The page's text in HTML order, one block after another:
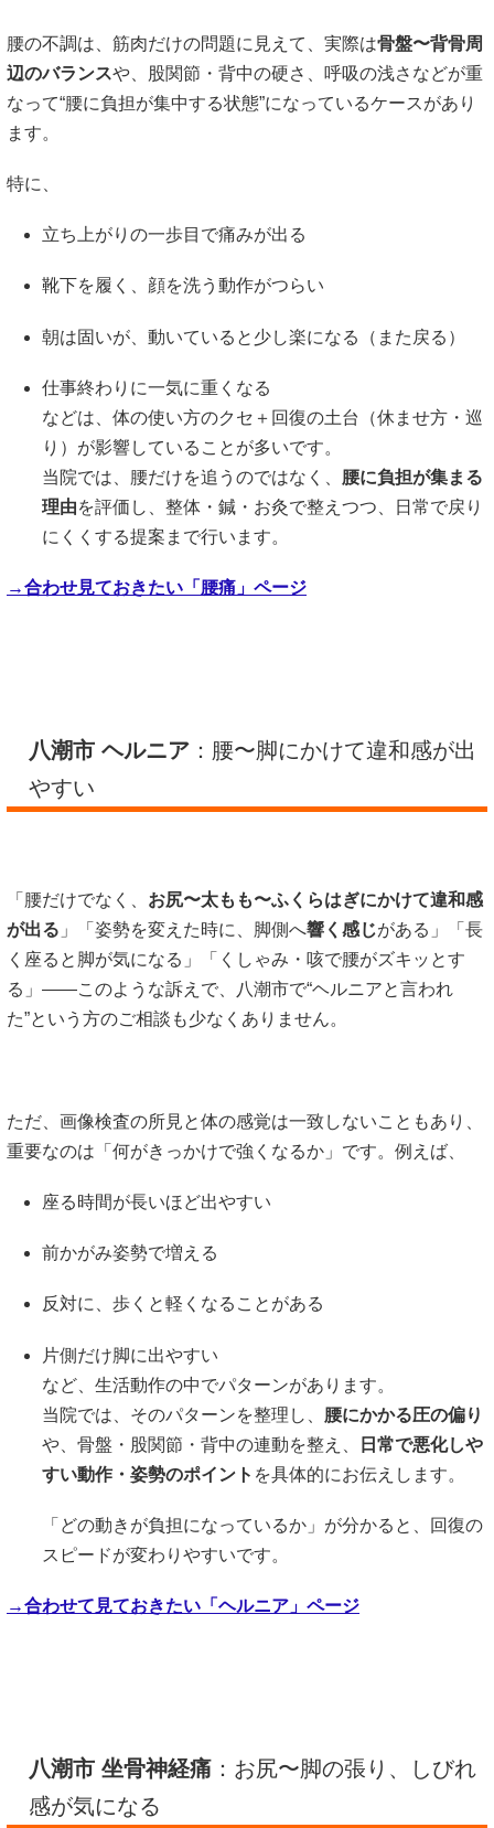
腰の不調は、筋肉だけの問題に見えて、実際は骨盤〜背骨周
辺のバランスや、股関節・背中の硬さ、呼吸の浅さなどが重
なって“腰に負担が集中する状態”になっているケースがあり
ます。
特に、
立ち上がりの一歩目で痛みが出る
靴下を履く、顔を洗う動作がつらい
朝は固いが、動いていると少し楽になる（また戻る）
仕事終わりに一気に重くなる
などは、体の使い方のクセ＋回復の土台（休ませ方・巡
り）が影響していることが多いです。
当院では、腰だけを追うのではなく、 腰に負担が集まる
理由を評価し、整体・鍼・お灸で整えつつ、日常で戻り
にくくする提案まで行います。
→合わせ見ておきたい「腰痛」ページ
八潮市 ヘルニア ：腰〜脚にかけて違和感が出
やすい
「腰だけでなく、 お尻〜太もも〜ふくらはぎにかけて違和感
が出る 」「姿勢を変えた時に、脚側へ響く感じがある」「長
く座ると脚が気になる」「くしゃみ・咳で腰がズキッとす
る」――このような訴えで、八潮市で“ヘルニアと言われ
た”という方のご相談も少なくありません。
ただ、画像検査の所見と体の感覚は一致しないこともあり、
重要なのは「何がきっかけで強くなるか」です。例えば、
座る時間が長いほど出やすい
前かがみ姿勢で増える
反対に、歩くと軽くなることがある
片側だけ脚に出やすい
など、生活動作の中でパターンがあります。
当院では、そのパターンを整理し、 腰にかかる圧の偏り
や、骨盤・股関節・背中の連動を整え、
日常で悪化しや
すい動作・姿勢のポイント を具体的にお伝えします。
「どの動きが負担になっているか」が分かると、回復の
スピードが変わりやすいです。
→合わせて見ておきたい「ヘルニア」ページ
八潮市 坐骨神経痛 ：お尻〜脚の張り、しびれ
感が気になる